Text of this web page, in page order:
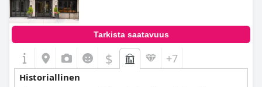
historiallinen merkitys on käsin kosketeltavaa, mikä parantaa
vierailijakokemusta sen aidolla vanhan Amerikan tunnelmallaan.
Sitoutuminen sen ainutlaatuisen luonteen ja taiteellisen tyylin
säilyttämiseen varmistaa, että hotelli erottuu joukosta
poikkeuksellisena ja ikimuistoisena oleskeluna niille, jotka
etsivät jotain erilaista.
Tarkista saatavuus
$ +7
Historiallinen